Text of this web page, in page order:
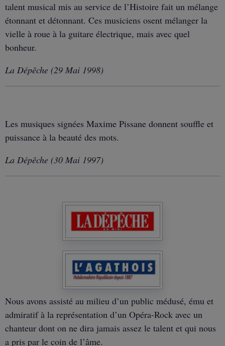
talent musical mis au service de l’Histoire fait un mélange
étonnant et détonnant. Ces musiciens osent mélanger la
vielle à roue à la guitare électrique, mais avec quel
bonheur.
La Dépêche (29 Mai 1998)
Les musiques signées Maxime Pissane donnent souffle et
puissance à la beauté des mots.
La Dépêche (30 Mai 1997)
Nous avons assisté au milieu d’un public médusé, ému et
admiratif à la représentation d’un Opéra-Rock avec un
chanteur dont on ne dira jamais assez le talent et qui nous
a pris par le coin de l’âme.